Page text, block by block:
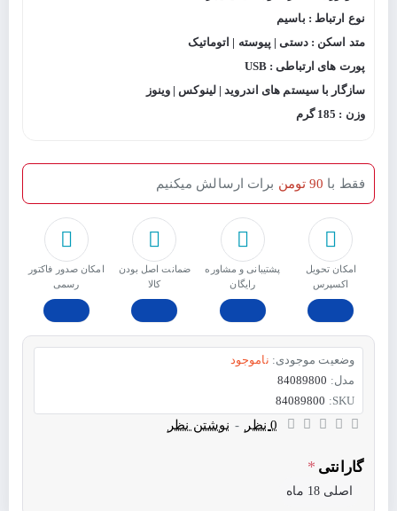
نوع ارتباط : باسیم
متد اسکن : دستی | پیوسته | اتوماتیک
پورت های ارتباطی : USB
سازگار با سیستم های اندروید | لینوکس | وینوز
وزن : 185 گرم
امکان تحویل
اکسپرس
پشتیبانی و مشاوره
رایگان
ﺿﻤﺎﻧﺖ اﺻﻞ ﺑﻮدن
ﮐﺎﻟﺎ
امکان صدور فاکتور
رسمی
فقط با 90 تومن برات ارسالش میکنیم
وضعیت موجودی: ناموجود
مدل: 84089800
SKU:
84089800
0 نظر - نوشتن نظر
گارانتی
اصلی 18 ماه